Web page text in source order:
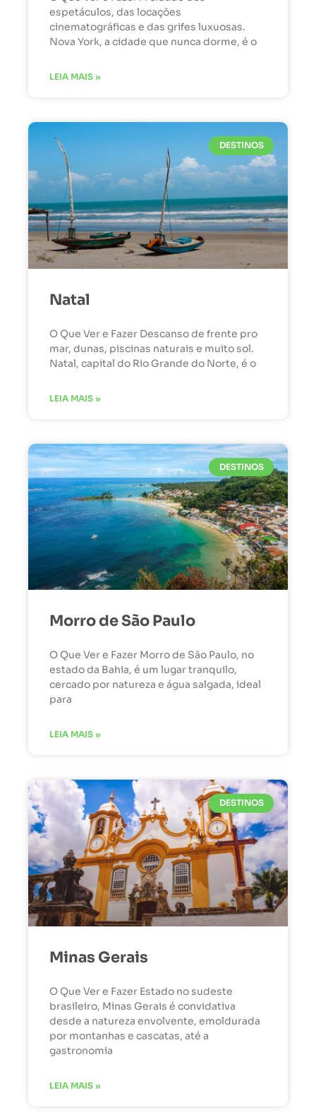
espetáculos, das locações
cinematográficas e das grifes luxuosas.
Nova York, a cidade que nunca dorme, é o
LEIA MAIS »
DESTINOS
Natal
O Que Ver e Fazer Descanso de frente pro
mar, dunas, piscinas naturais e muito sol.
Natal, capital do Rio Grande do Norte, é o
LEIA MAIS »
DESTINOS
Morro de São Paulo
O Que Ver e Fazer Morro de São Paulo, no
estado da Bahia, é um lugar tranquilo,
cercado por natureza e água salgada, ideal
para
LEIA MAIS »
DESTINOS
Minas Gerais
O Que Ver e Fazer Estado no sudeste
brasileiro, Minas Gerais é convidativa
desde a natureza envolvente, emoldurada
por montanhas e cascatas, até a
gastronomia
LEIA MAIS »